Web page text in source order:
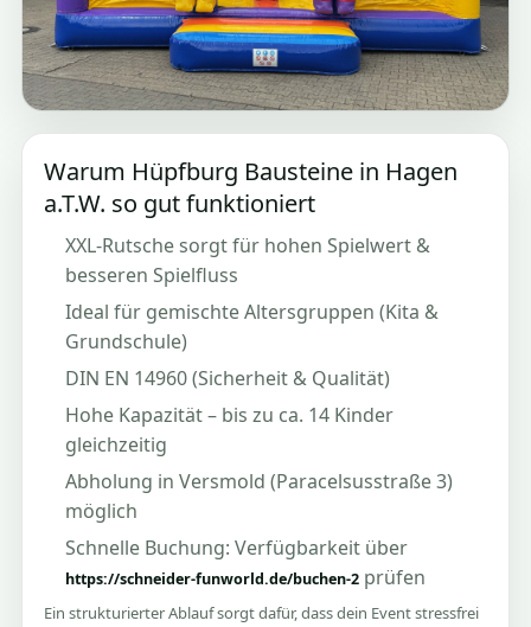
Warum Hüpfburg Bausteine in Hagen
a.T.W. so gut funktioniert
XXL-Rutsche sorgt für hohen Spielwert &
besseren Spielfluss
Ideal für gemischte Altersgruppen (Kita &
Grundschule)
DIN EN 14960 (Sicherheit & Qualität)
Hohe Kapazität – bis zu ca. 14 Kinder
gleichzeitig
Abholung in Versmold (Paracelsusstraße 3)
möglich
Schnelle Buchung: Verfügbarkeit über
https://schneider-funworld.de/buchen-2 prüfen
Ein strukturierter Ablauf sorgt dafür, dass dein Event stressfrei